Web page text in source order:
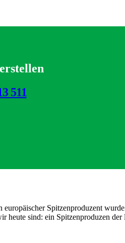
511
Spitzenproduzent
heute sind: ein Spitzenproduzen